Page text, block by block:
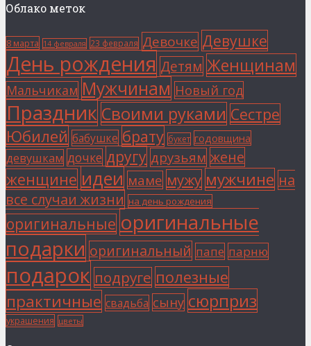
Облако меток
8 марта 14 февраля 23 февраля Девочке Девушке
День рождения Детям Женщинам
Мальчикам Мужчинам Новый год
Праздник Своими руками Сестре
Юбилей бабушке брату букет годовщина
девушкам дочке другу друзьям жене
женщине идеи маме мужу мужчине на
все случаи жизни на день рождения
оригинальные оригинальные
подарки оригинальный папе парню
подарок подруге полезные
практичные свадьба сыну сюрприз
украшения цветы